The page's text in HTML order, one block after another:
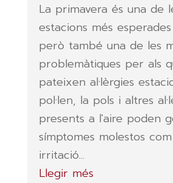
La primavera és una de
estacions més
però també una de les
problemàtiques per als
pateixen al·lèrgies
pol·len, la pols i altres
presents a l'aire poden
símptomes molestos
irritació...
Llegir més